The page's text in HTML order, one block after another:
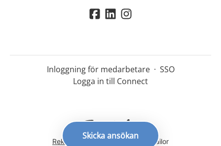
Skicka ansökan
Inloggning för medarbetare · SSO
Logga in till Connect
Rekryteringsverktygfrån Teamtailor